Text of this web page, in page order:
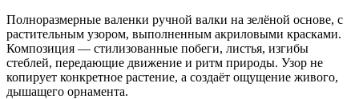
Полноразмерные валенки ручной валки на зелёной основе, с
растительным узором, выполненным акриловыми красками.
Композиция — стилизованные побеги, листья, изгибы
стеблей, передающие движение и ритм природы. Узор не
копирует конкретное растение, а создаёт ощущение живого,
дышащего орнамента.